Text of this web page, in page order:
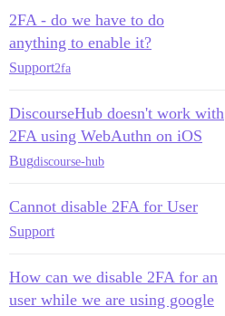
2FA - do we have to do
anything to enable it?
Support2fa
DiscourseHub doesn't work with
2FA using WebAuthn on iOS
Bugdiscourse-hub
Cannot disable 2FA for User
Support
How can we disable 2FA for an
user while we are using google